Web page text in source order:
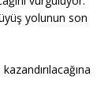
yolunun son